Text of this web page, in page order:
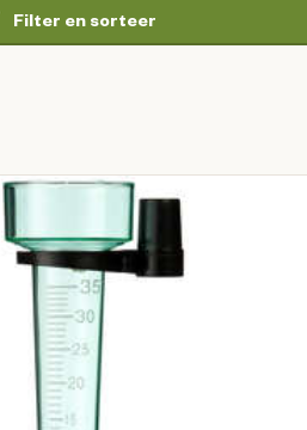
Filter en sorteer